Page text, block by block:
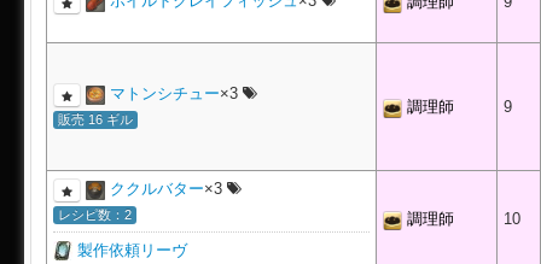
マトンシチュー×3
販売 16 ギル
調理師 9
ククルバター×3
レシピ数：2
製作依頼リーヴ
調理師 10